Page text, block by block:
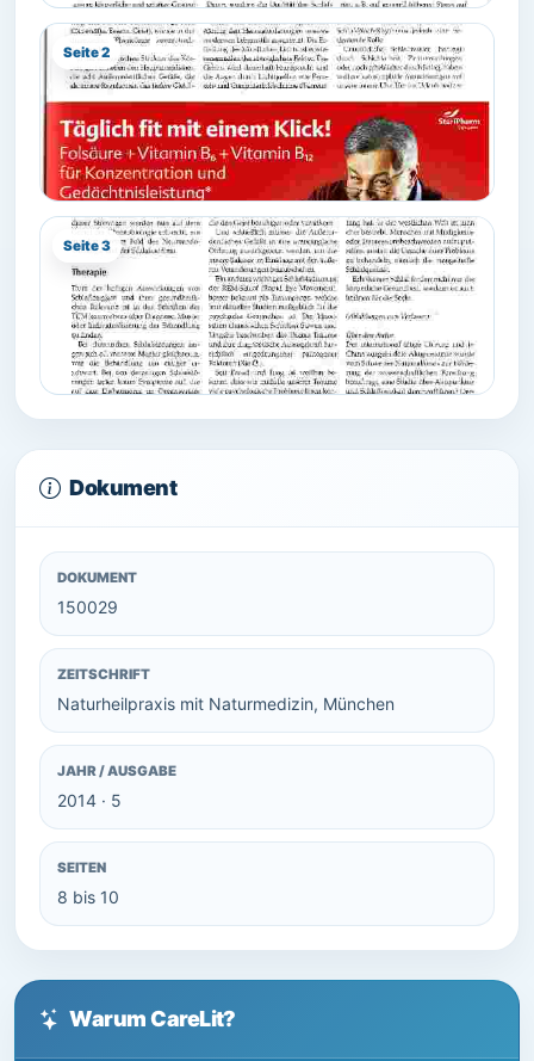
Seite 2
Seite 3
Dokument
DOKUMENT
150029
ZEITSCHRIFT
Naturheilpraxis mit Naturmedizin, München
JAHR / AUSGABE
2014 · 5
SEITEN
8 bis 10
Warum CareLit?